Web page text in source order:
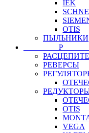
IEK
OTIS
ПЫЛЬНИКИ
РЕВЕРСЫ
OTIS
VEGA